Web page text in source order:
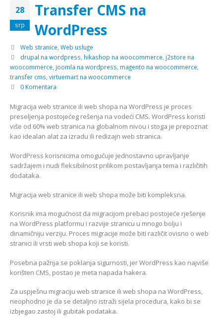
28
srp
Transfer CMS na
WordPress
Web stranice, Web usluge
drupal na wordpress, hikashop na woocommerce, j2store na
woocommerce, joomla na wordpress, magento na woocommerce,
transfer cms, virtuemart na woocommerce
0 Komentara
Migracija web stranice ili web shopa na WordPress je proces
preseljenja postojećeg rešenja na vodeći CMS. WordPress koristi
više od 60% web stranica na globalnom nivou i stoga je prepoznat
kao idealan alat za izradu ili redizajn web stranica.
WordPress korisnicima omogućuje jednostavno upravljanje
sadržajem i nudi fleksibilnost prilikom postavljanja tema i različitih
dodataka.
Migracija web stranice ili web shopa može biti kompleksna.
Korisnik ima mogućnost da migracijom prebaci postojeće rješenje
na WordPress platformu i razvije stranicu u mnogo bolju i
dinamičniju verziju. Proces migracije može biti različit ovisno o web
stranici ili vrsti web shopa koji se koristi.
Posebna pažnja se poklanja sigurnosti, jer WordPress kao najviše
korišten CMS, postao je meta napada hakera.
Za uspješnu migraciju web stranice ili web shopa na WordPress,
neophodno je da se detaljno istraži sijela procedura, kako bi se
izbjegao zastoj ili gubitak podataka.